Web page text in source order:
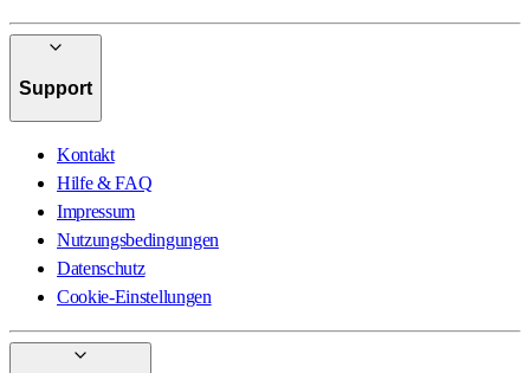
Support
Kontakt
Hilfe & FAQ
Impressum
Nutzungsbedingungen
Datenschutz
Cookie-Einstellungen